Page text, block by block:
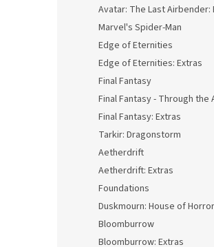
Avatar: The Last Airbender:
Marvel's Spider-Man
Edge of Eternities
Edge of Eternities: Extras
Final Fantasy
Final Fantasy - Through the
Final Fantasy: Extras
Tarkir: Dragonstorm
Aetherdrift
Aetherdrift: Extras
Foundations
Duskmourn: House of Horror
Bloomburrow
Bloomburrow: Extras